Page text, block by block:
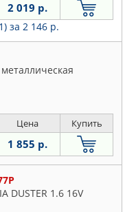
2 019 р.
за 2 146 р.
Цена Купить
1 855 р.
DUSTER 1.6 16V